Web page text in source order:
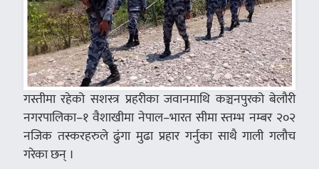
गस्तीमा रहेको सशस्त्र प्रहरीका जवानमाथि कञ्चनपुरको बेलौरी
नगरपालिका–१ वैशाखीमा नेपाल–भारत सीमा स्तम्भ नम्बर २०२
नजिक तस्करहरुले ढुंगा मुढा प्रहार गर्नुका साथै गाली गलौच
गरेका छन् ।